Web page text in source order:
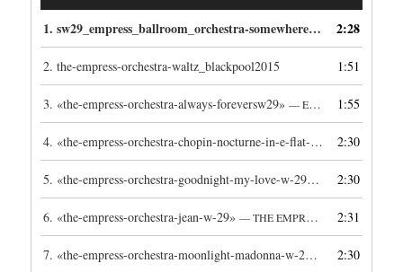
1.sw29_empress_ballroom_orchestra-somewhere_in_time 2:28
2.the-empress-orchestra-waltz_blackpool2015 1:51
3. «the-empress-orchestra-always-foreversw29»— EMPRESS ORCHESTRA 1:55
4. «the-empress-orchestra-chopin-nocturne-in-e-flat-w-29» — THE
2:30
5. «the-empress-orchestra-goodnight-my-love-w-29» — THE2:30
6. «the-empress-orchestra-jean-w-29»— THE EMPRESS ORCHESTRA 2:31
7. «the-empress-orchestra-moonlight-madonna-w-29» — THE
2:30